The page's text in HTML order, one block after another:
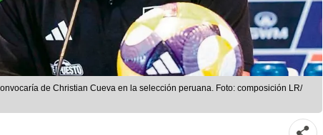
de Christian Cueva en la selección peruana. Foto: composición LR/